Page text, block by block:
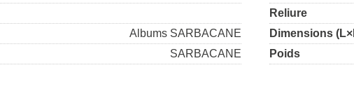
Albums SARBACANE
SARBACANE
Reliure
Dimensions
Poids